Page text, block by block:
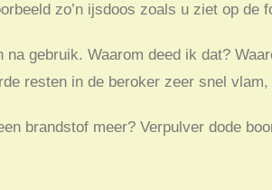
zo’n ijsdoos zoals u ziet op de
gebruik. Waarom deed ik dat?
resten in de beroker zeer snel
brandstof meer? Verpulver dode